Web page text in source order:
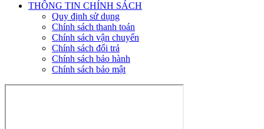
THÔNG TIN CHÍNH SÁCH
Quy định sử dụng
Chính sách thanh toán
Chính sách vận chuyển
Chính sách đổi trả
Chính sách bảo hành
Chính sách bảo mật